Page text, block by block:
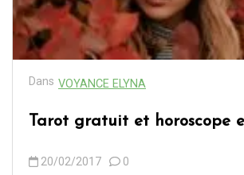
Dans VOYANCE ELYNA
Tarot gratuit et horoscope
20/02/2017 0